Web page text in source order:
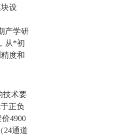
设
产学研
从*初
度和
技术要
正负
价4900
24通道